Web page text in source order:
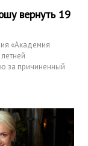
вернуть 19
«Академия
за причиненный